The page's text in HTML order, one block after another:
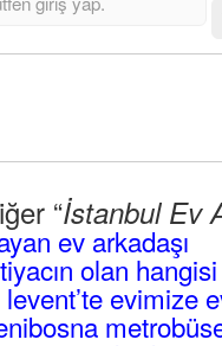
“İstanbul Ev
ev arkadaşı
olan
evimize